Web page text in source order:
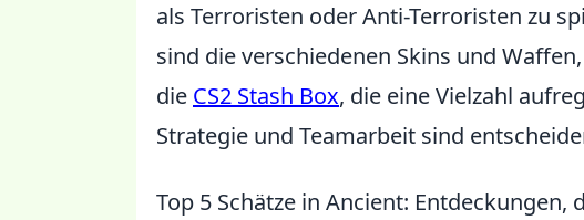
als Terroristen oder Anti-Terroristen zu
sind die verschiedenen Skins und
die CS2 Stash Box, die eine Vielzahl
Strategie und Teamarbeit sind
Top 5 Schätze in Ancient: